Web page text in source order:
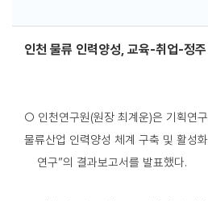
인천 물류 인력양성, 교육-취업-정
○ 인천연구원(원장 최계운)은 기획연
물류산업 인력양성 체계 구축 및 활성
연구”의 결과보고서를 발표했다.